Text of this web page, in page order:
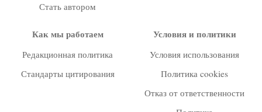
Стать автором
Как мы работаем
Редакционная политика
Стандарты цитирования
Условия и политики
Условия использования
Политика cookies
Отказ от ответственности